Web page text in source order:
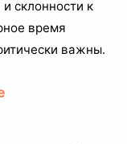
склонности к
время
важны.